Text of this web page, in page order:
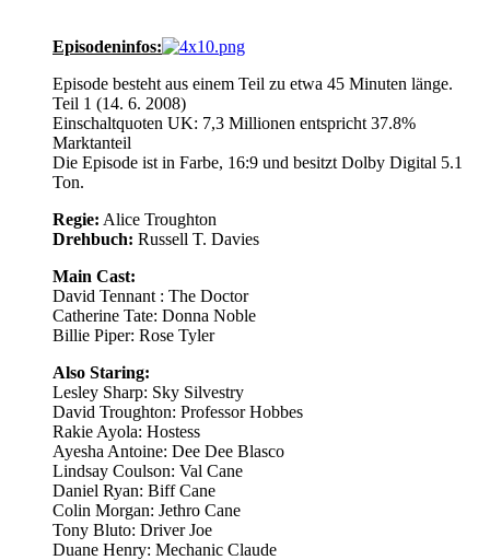
Episodeninfos:
Episode besteht aus einem Teil zu etwa 45 Minuten länge.
Teil 1 (14. 6. 2008)
Einschaltquoten UK: 7,3 Millionen entspricht 37.8%
Marktanteil
Die Episode ist in Farbe, 16:9 und besitzt Dolby Digital 5.1
Ton.
Regie: Alice Troughton
Drehbuch: Russell T. Davies
Main Cast:
David Tennant : The Doctor
Catherine Tate: Donna Noble
Billie Piper: Rose Tyler
Also Staring:
Lesley Sharp: Sky Silvestry
David Troughton: Professor Hobbes
Rakie Ayola: Hostess
Ayesha Antoine: Dee Dee Blasco
Lindsay Coulson: Val Cane
Daniel Ryan: Biff Cane
Colin Morgan: Jethro Cane
Tony Bluto: Driver Joe
Duane Henry: Mechanic Claude